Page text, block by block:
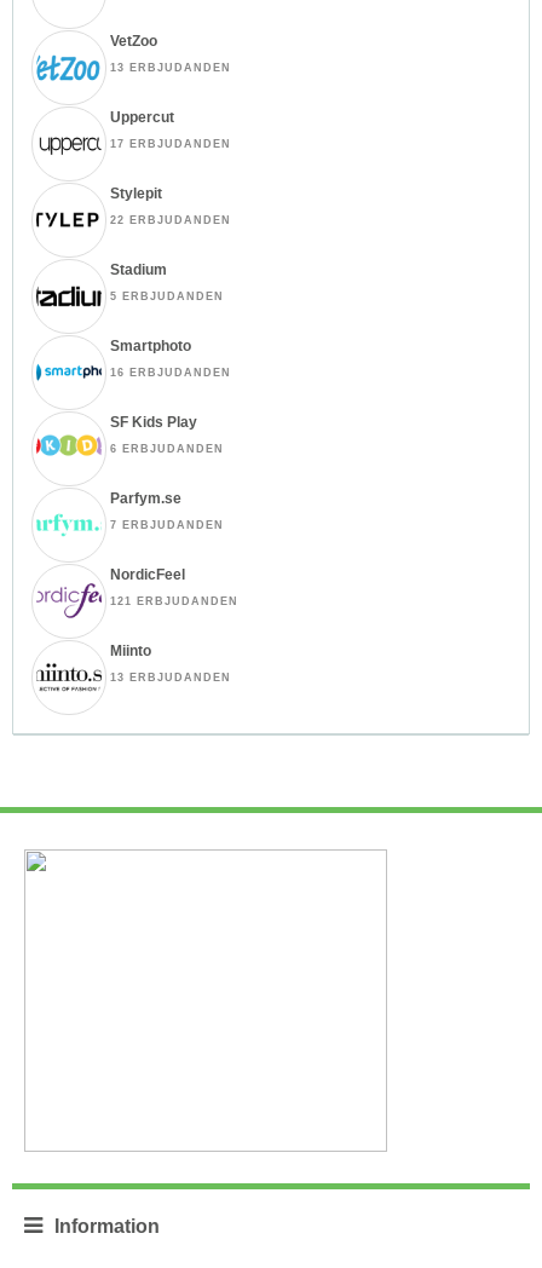
VetZoo
13 ERBJUDANDEN
Uppercut
17 ERBJUDANDEN
Stylepit
22 ERBJUDANDEN
Stadium
5 ERBJUDANDEN
Smartphoto
16 ERBJUDANDEN
SF Kids Play
6 ERBJUDANDEN
Parfym.se
7 ERBJUDANDEN
NordicFeel
121 ERBJUDANDEN
Miinto
13 ERBJUDANDEN
Information